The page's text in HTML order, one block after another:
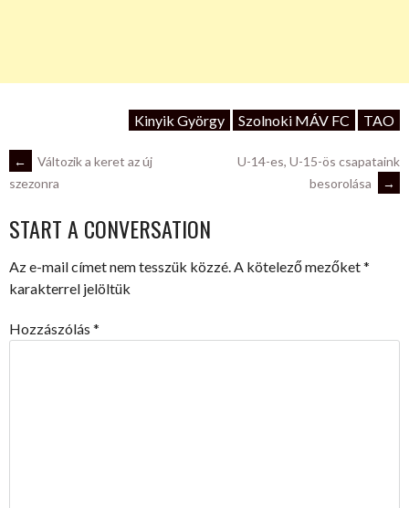
Kinyik György Szolnoki MÁV FC TAO
POST
NAVIGATION
←
Változik a keret az új
szezonra
U-14-es, U-15-ös csapataink
besorolása
→
START A CONVERSATION
Az e-mail címet nem tesszük közzé.A kötelező mezőket*
karakterrel jelöltük
Hozzászólás *